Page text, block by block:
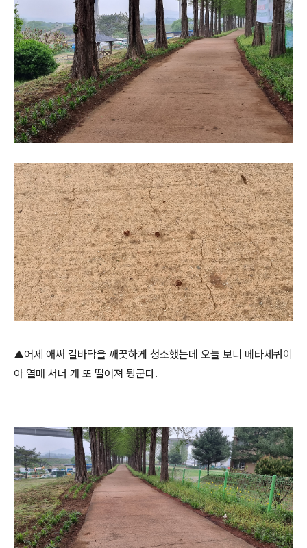
▲어제 애써 길바닥을 깨끗하게 청소했는데 오늘 보니 메타세쿼이
아 열매 서너 개 또 떨어져 뒹군다.